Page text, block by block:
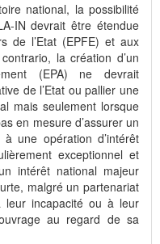
national, la possibilité
IN devrait être étendue
de l’Etat (EPFE) et aux
la création d’un
(EPA) ne devrait
de l’Etat ou pallier une
mais seulement lorsque
en mesure d’assurer un
une opération d’intérêt
exceptionnel et
intérêt national majeur
malgré un partenariat
leur incapacité ou à leur
au regard de sa